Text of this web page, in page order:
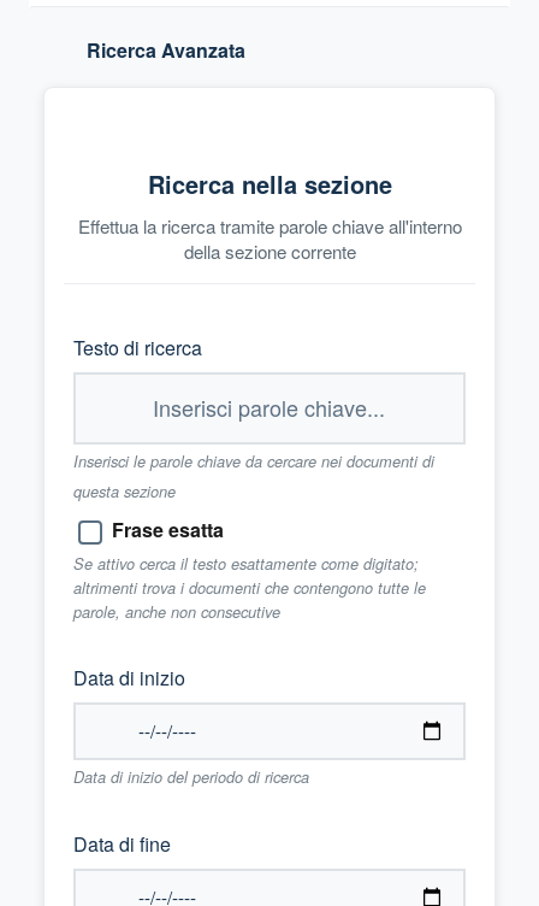
Ricerca Avanzata
Ricerca nella sezione
Effettua la ricerca tramite parole chiave all'interno
della sezione corrente
Testo di ricerca
Inserisci le parole chiave da cercare nei documenti di
questa sezione
Frase esatta
Se attivo cerca il testo esattamente come digitato;
altrimenti trova i documenti che contengono tutte le
parole, anche non consecutive
Data di inizio
Data di inizio del periodo di ricerca
Data di fine